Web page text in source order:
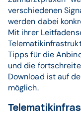
verschiedenen
werden dabei
Mit ihrer
Tipps für die
und die
Download ist auf
möglich.